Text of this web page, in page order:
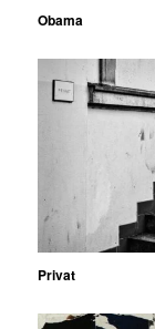
Obama
Privat